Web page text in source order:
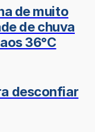
de muito
de chuva
36°C
desconfiar